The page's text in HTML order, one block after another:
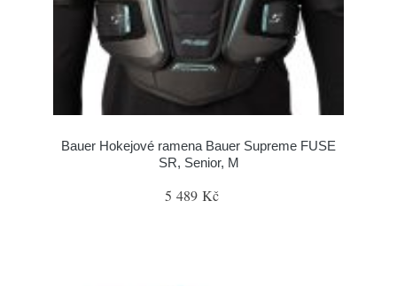
Bauer Hokejové ramena Bauer Supreme FUSE
SR, Senior, M
5 489 Kč